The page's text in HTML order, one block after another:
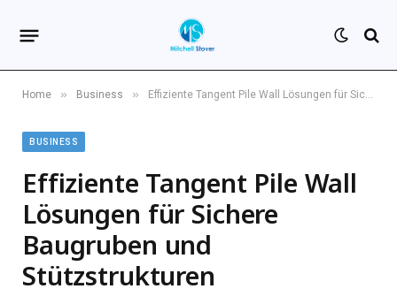
Home » Business » Effiziente Tangent Pile Wall Lösungen für Sichere Baugruben und Stützstrukturen
BUSINESS
Effiziente Tangent Pile Wall
Lösungen für Sichere
Baugruben und
Stützstrukturen